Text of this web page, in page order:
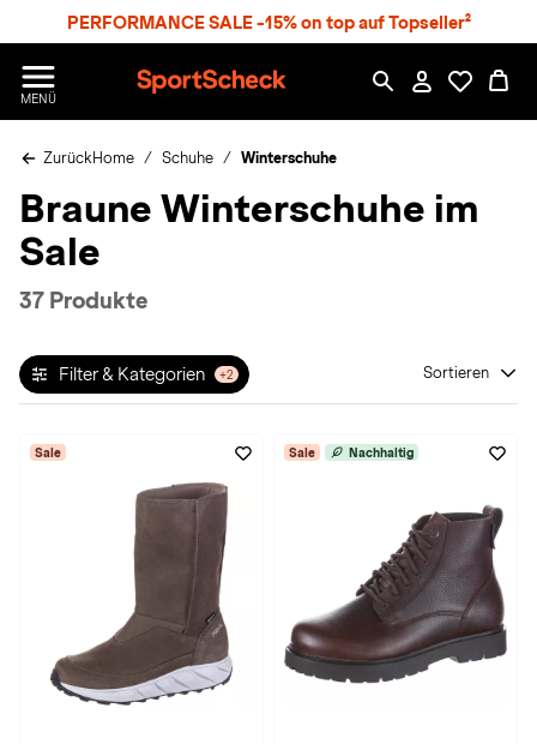
PERFORMANCE SALE -15% on top auf Topseller²
MENÜ
p
r
S
c
ZurückHome Schuhe Winterschuhe
Braune Winterschuhe im
Sale
37 Produkte
Filter & Kategorien +2 Sortieren
Sale Sale Nachhaltig